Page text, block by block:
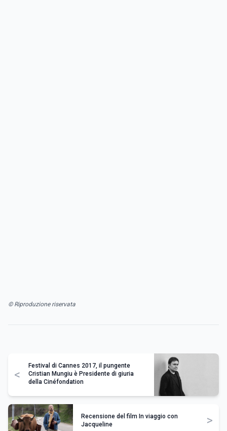
© Riproduzione riservata
<
Festival di Cannes 2017, il pungente
Cristian Mungiu è Presidente di giuria
della Cinéfondation
Recensione del film In viaggio con
Jacqueline
>